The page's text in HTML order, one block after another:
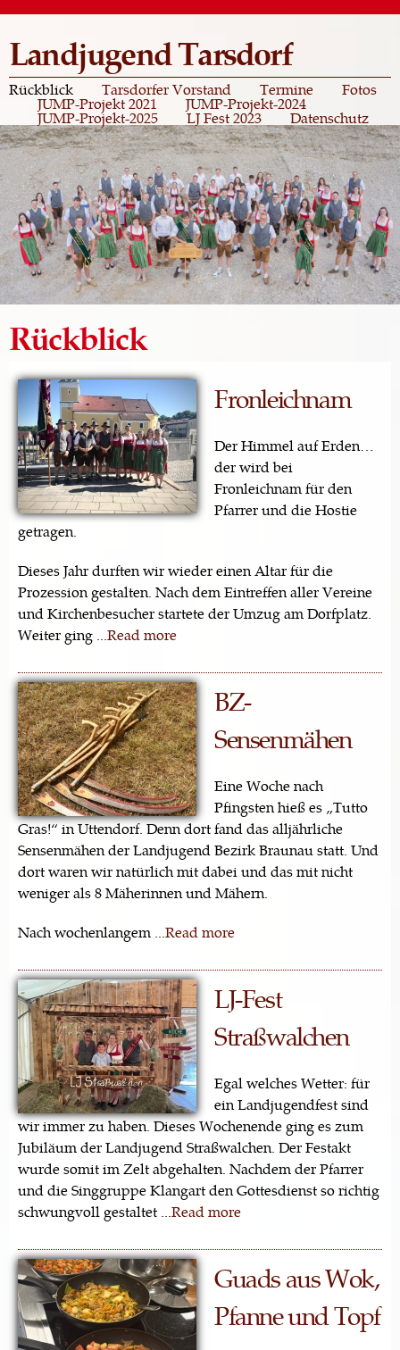
Direkt
Inhalt
Landjugend Tarsdorf
Rückblick Tarsdorfer Vorstand Termine Fotos
JUMP-Projekt 2021 JUMP-Projekt-2024
JUMP-Projekt-2025 LJ Fest 2023 Datenschutz
Rückblick
Fronleichnam
Der Himmel auf Erden…
der wird bei
Fronleichnam für den
Pfarrer und die Hostie
getragen.
Dieses Jahr durften wir wieder einen Altar für die
Prozession gestalten. Nach dem Eintreffen aller Vereine
und Kirchenbesucher startete der Umzug am Dorfplatz.
Weiter ging ... Read more
BZ-
Sensenmähen
Eine Woche nach
Pfingsten hieß es „Tutto
Gras!“ in Uttendorf. Denn dort fand das alljährliche
Sensenmähen der Landjugend Bezirk Braunau statt. Und
dort waren wir natürlich mit dabei und das mit nicht
weniger als 8 Mäherinnen und Mähern.
Nach wochenlangem ... Read more
LJ-Fest
Straßwalchen
Egal welches Wetter: für
ein Landjugendfest sind
wir immer zu haben. Dieses Wochenende ging es zum
Jubiläum der Landjugend Straßwalchen. Der Festakt
wurde somit im Zelt abgehalten. Nachdem der Pfarrer
und die Singgruppe Klangart den Gottesdienst so richtig
schwungvoll gestaltet ... Read more
Guads aus Wok,
Pfanne und Topf